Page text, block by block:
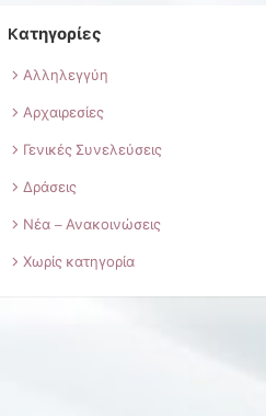
Kατηγορίες
Αλληλεγγύη
Αρχαιρεσίες
Γενικές Συνελεύσεις
Δράσεις
Νέα – Ανακοινώσεις
Χωρίς κατηγορία